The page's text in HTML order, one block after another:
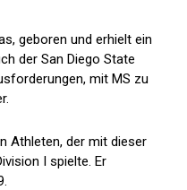
geboren und erhielt ein
der San Diego State
mit MS zu
Athleten, der mit dieser
I spielte. Er